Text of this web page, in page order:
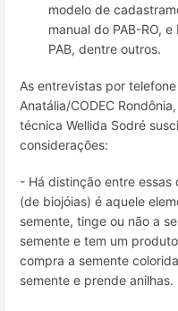
modelo de
manual do PAB-RO,
PAB, dentre outros.
As entrevistas por
Anatália/CODEC
técnica Wellida Sodré
considerações:
- Há distinção entre essas
(de biojóias) é aquele
semente, tinge ou não a
semente e tem um
compra a semente
semente e prende anilhas.